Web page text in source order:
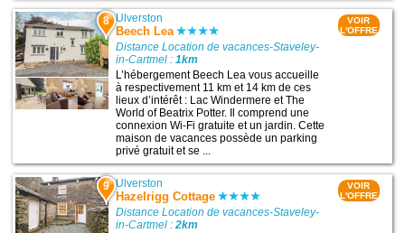
8 Ulverston
Beech Lea
Distance Location de vacances-Staveley-
in-Cartmel :1km
L’hébergement Beech Lea vous accueille
à respectivement 11 km et 14 km de ces
lieux d’intérêt : Lac Windermere et The
World of Beatrix Potter. Il comprend une
connexion Wi-Fi gratuite et un jardin. Cette
maison de vacances possède un parking
privé gratuit et se ...
VOIR
L'OFFRE
9 Ulverston
Hazelrigg Cottage
Distance Location de vacances-Staveley-
in-Cartmel :2km
VOIR
L'OFFRE